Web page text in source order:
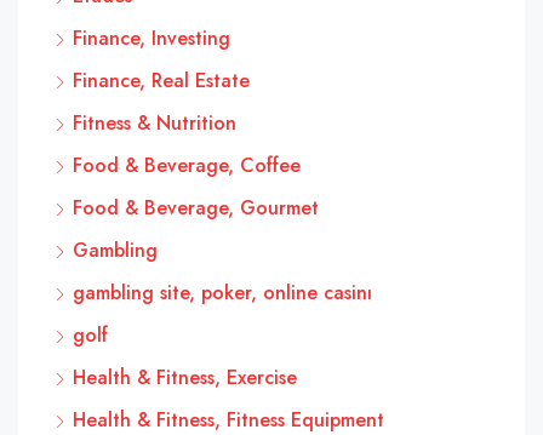
Finance, Investing
Finance, Real Estate
Fitness & Nutrition
Food & Beverage, Coffee
Food & Beverage, Gourmet
Gambling
gambling site, poker, online casinı
golf
Health & Fitness, Exercise
Health & Fitness, Fitness Equipment